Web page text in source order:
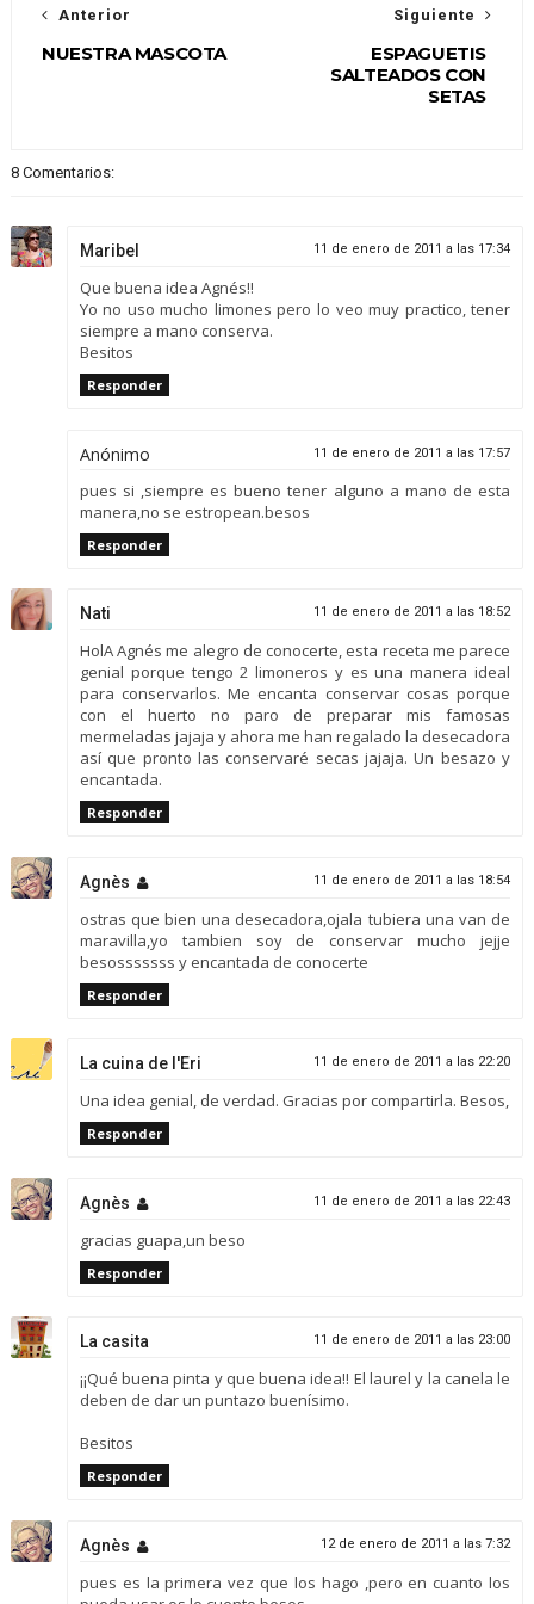
Siguiente
ESPAGUETIS
SALTEADOS CON
SETAS
Anterior
NUESTRA MASCOTA
8 Comentarios:
Maribel 11 de enero de 2011 a las 17:34
Que buena idea Agnés!!
Yo no uso mucho limones pero lo veo muy practico, tener
siempre a mano conserva.
Besitos
Responder
Anónimo 11 de enero de 2011 a las 17:57
pues si ,siempre es bueno tener alguno a mano de esta
manera,no se estropean.besos
Responder
Nati 11 de enero de 2011 a las 18:52
HolA Agnés me alegro de conocerte, esta receta me parece
genial porque tengo 2 limoneros y es una manera ideal
para conservarlos. Me encanta conservar cosas porque
con el huerto no paro de preparar mis famosas
mermeladas jajaja y ahora me han regalado la desecadora
así que pronto las conservaré secas jajaja. Un besazo y
encantada.
Responder
Agnès 11 de enero de 2011 a las 18:54
ostras que bien una desecadora,ojala tubiera una van de
maravilla,yo tambien soy de conservar mucho jejje
besosssssss y encantada de conocerte
Responder
La cuina de l'Eri 11 de enero de 2011 a las 22:20
Una idea genial, de verdad. Gracias por compartirla. Besos,
Responder
Agnès 11 de enero de 2011 a las 22:43
gracias guapa,un beso
Responder
La casita 11 de enero de 2011 a las 23:00
¡¡Qué buena pinta y que buena idea!! El laurel y la canela le
deben de dar un puntazo buenísimo.
Besitos
Responder
Agnès 12 de enero de 2011 a las 7:32
pues es la primera vez que los hago ,pero en cuanto los